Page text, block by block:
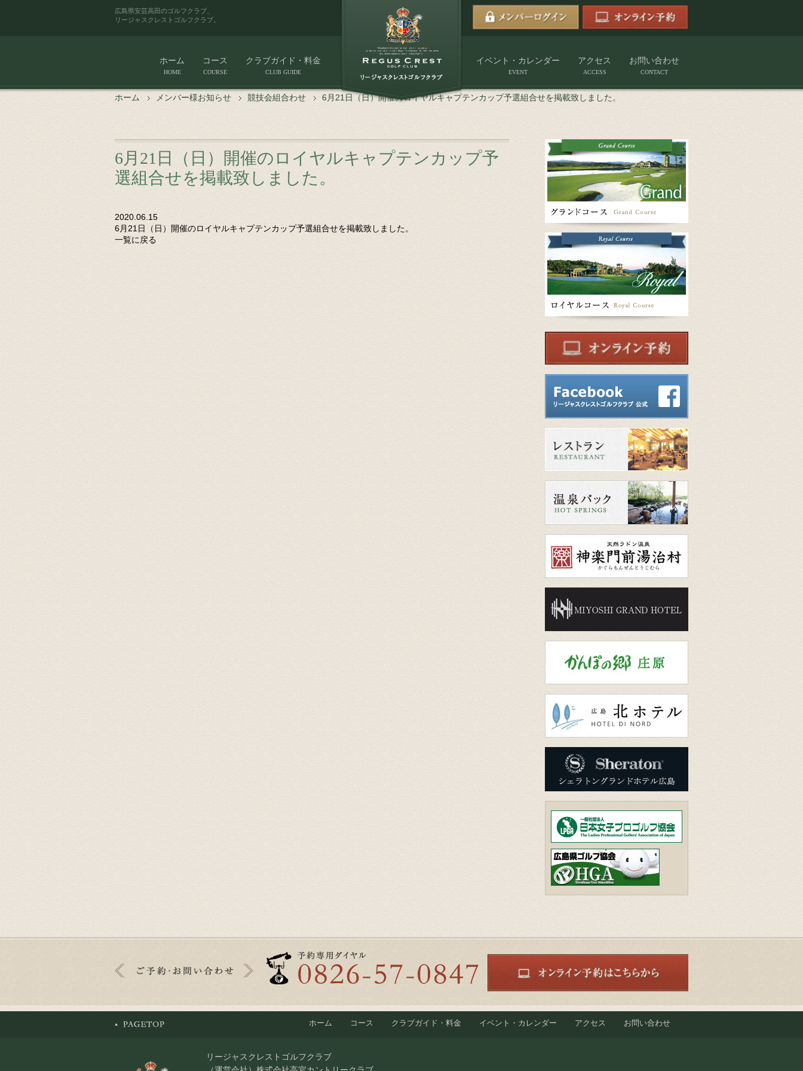
広島県安芸高田のゴルフクラブ、
リージャスクレストゴルフクラブ。
ホーム
HOME
コース
COURSE
クラブガイド・料金
CLUB GUIDE
イベント・カレンダー
EVENT
アクセス
ACCESS
お問い合わせ
CONTACT
ホーム メンバー様お知らせ 競技会組合わせ 6月21日（日）開催のロイヤルキャプテンカップ予選組合せを掲載致しました。
6月21日（日）開催のロイヤルキャプテンカップ予
選組合せを掲載致しました。
2020.06.15
6月21日（日）開催のロイヤルキャプテンカップ予選組合せを掲載致しました。
一覧に戻る
ホーム コース クラブガイド・料金 イベント・カレンダー アクセス お問い合わせ
リージャスクレストゴルフクラブ